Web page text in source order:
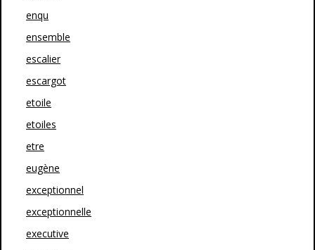
enqu
ensemble
escalier
escargot
etoile
etoiles
etre
eugène
exceptionnel
exceptionnelle
executive